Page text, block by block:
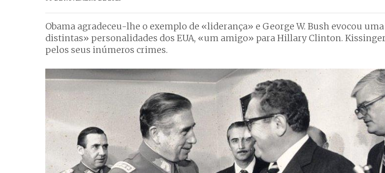
Obama agradeceu-lhe o exemplo de «liderança» e George W. Bush evocou
distintas» personalidades dos EUA, «um amigo» para Hillary Clinton.
pelos seus inúmeros crimes.